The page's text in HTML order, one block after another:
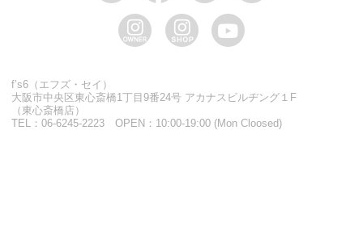
f’s6（エフズ・セイ）
大阪市中央区東心斎橋1丁目9番24号 アカナスビルヂング１F
（東心斎橋店）
TEL：06-6245-2223 OPEN：10:00-19:00 (Mon Cloosed)